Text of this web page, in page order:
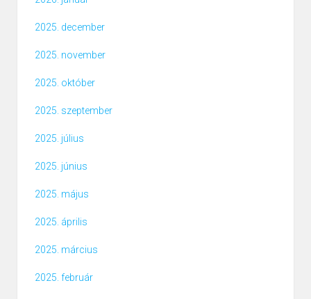
2025. december
2025. november
2025. október
2025. szeptember
2025. július
2025. június
2025. május
2025. április
2025. március
2025. február